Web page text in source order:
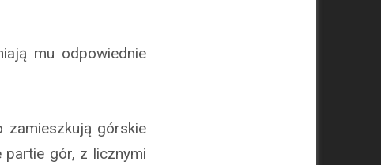
mu odpowiednie
zamieszkują górskie
gór, z licznymi